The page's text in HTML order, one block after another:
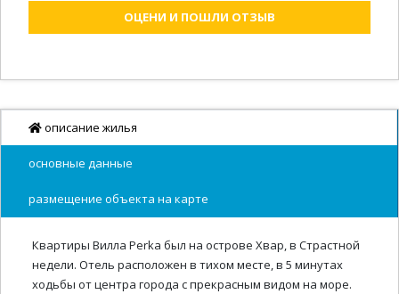
ОЦЕНИ И ПОШЛИ ОТЗЫВ
описание жилья
основные данные
размещение объекта на карте
Квартиры Вилла Perka был на острове Хвар, в Страстной
недели. Отель расположен в тихом месте, в 5 минутах
ходьбы от центра города с прекрасным видом на море.